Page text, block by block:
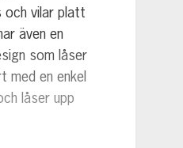
och vilar platt
även en
som låser
med en enkel
låser upp